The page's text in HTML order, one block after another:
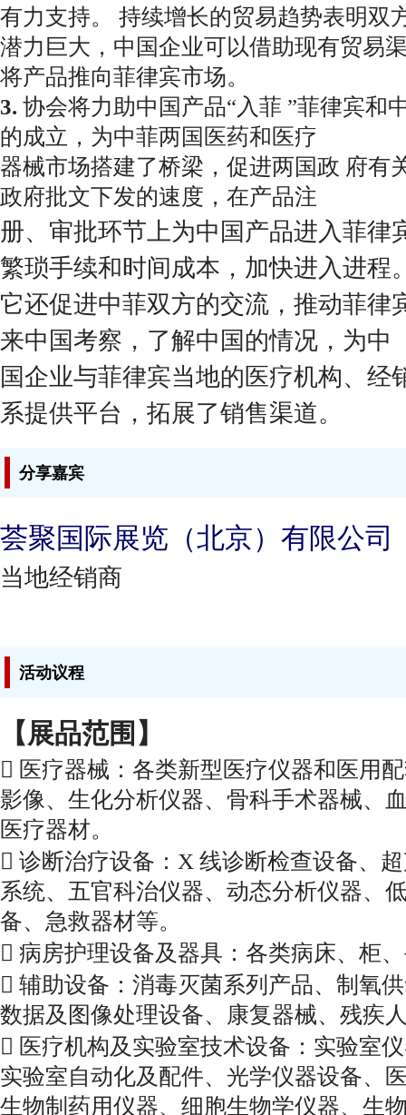
有力支持。 持续增长的贸易趋势表明双
潜力巨大，中国企业可以借助现有贸易
将产品推向菲律宾市场。
3. 协会将力助中国产品“入菲 ”菲律宾和
的成立，为中菲两国医药和医疗
器械市场搭建了桥梁，促进两国政 府有
政府批文下发的速度，在产品注
册、审批环节上为中国产品进入菲律
繁琐手续和时间成本，加快进入进程
它还促进中菲双方的交流，推动菲律
来中国考察，了解中国的情况，为中
国企业与菲律宾当地的医疗机构、经
系提供平台，拓展了销售渠道。
分享嘉宾
荟聚国际展览（北京）有限公司
当地经销商
活动议程
【展品范围】
 医疗器械：各类新型医疗仪器和医用
影像、生化分析仪器、骨科手术器械、
医疗器材。
 诊断治疗设备：X 线诊断检查设备、
系统、五官科治仪器、动态分析仪器、
备、急救器材等。
 病房护理设备及器具：各类病床、柜
 辅助设备：消毒灭菌系列产品、制氧
数据及图像处理设备、康复器械、残疾
 医疗机构及实验室技术设备：实验室
实验室自动化及配件、光学仪器设备、
生物制药用仪器、细胞生物学仪器、生